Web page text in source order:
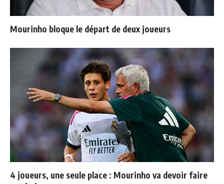
Mourinho bloque le départ de deux joueurs
4 joueurs, une seule place : Mourinho va devoir faire